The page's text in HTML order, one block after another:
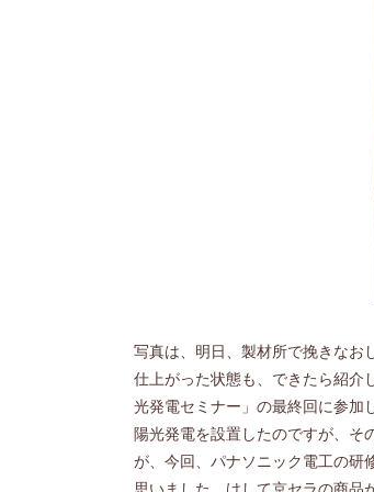
写真は、明日、製材所で挽きなお
仕上がった状態も、できたら紹介
光発電セミナー」の最終回に参加
陽光発電を設置したのですが、そ
が、今回、パナソニック電工の研
思いました。けして京セラの商品